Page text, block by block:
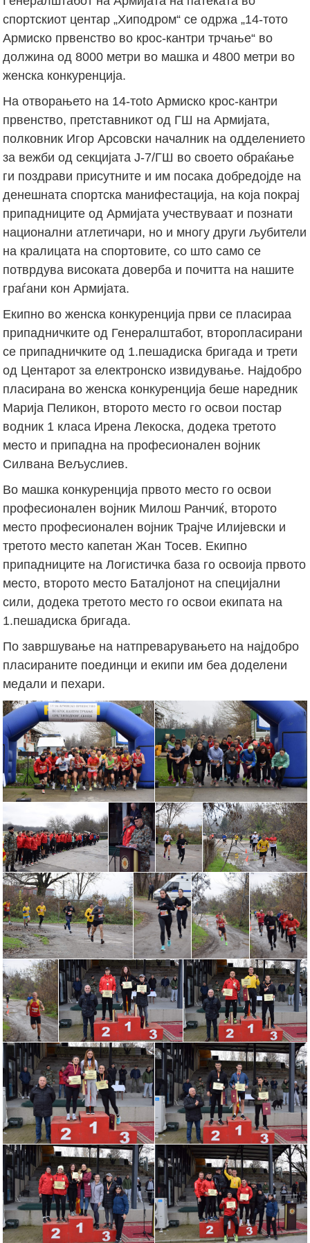
спортскиот центар „Хиподром“ се одржа „14-тото
Армиско првенство во крос-кантри трчање“ во
должина од 8000 метри во машка и 4800 метри во
женска конкуренција.
На отворањето на 14-тоto Армискo крос-кантри
првенство, претставникот од ГШ на Армијата,
полковник Игор Арсовски началник на одделението
за вежби од секцијата Ј-7/ГШ во своето обраќање
ги поздрави присутните и им посака добредојде на
денешната спортска манифестација, на која покрај
припадниците од Армијата учествуваат и познати
национални атлетичари, но и многу други љубители
на кралицата на спортовите, со што само се
потврдува високата доверба и почитта на нашите
граѓани кон Армијата.
Екипно во женска конкуренција први се пласираа
припадничките од Генералштабот, второпласирани
се припадничките од 1.пешадиска бригада и трети
од Центарот за електронско извидување. Најдобро
пласирана во женска конкуренција беше наредник
Марија Пеликон, второто место го освои постар
водник 1 класа Ирена Лекоска, додека третото
место и припадна на професионален војник
Силвана Вељуслиев.
Во машка конкуренција првото место го освои
професионален војник Милош Ранчиќ, второто
место професионален војник Трајче Илијевски и
третото место капетан Жан Тосев. Екипно
припадниците на Логистичка база го освоија првото
место, второто место Баталјонот на специјални
сили, додека третото место го освои екипата на
1.пешадиска бригада.
По завршување на натпреварувањето на најдобро
пласираните поединци и екипи им беа доделени
медали и пехари.